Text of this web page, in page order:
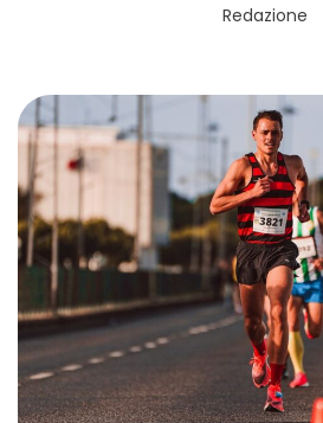
Redazione